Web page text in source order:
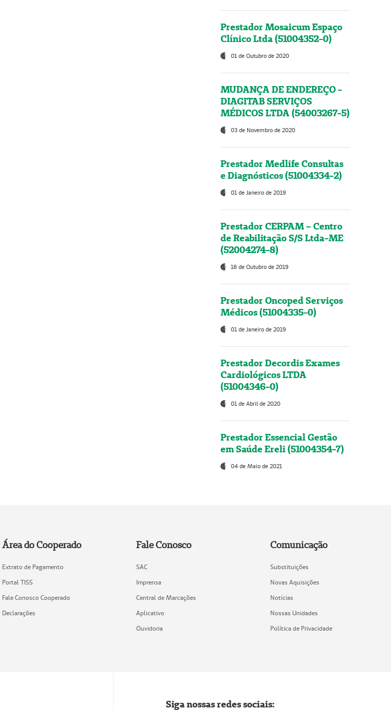
Prestador Mosaicum Espaço
Clínico Ltda (51004352-0)
01 de Outubro de 2020
MUDANÇA DE ENDEREÇO -
DIAGITAB SERVIÇOS
MÉDICOS LTDA (54003267-5)
03 de Novembro de 2020
Prestador Medlife Consultas
e Diagnósticos (51004334-2)
01 de Janeiro de 2019
Prestador CERPAM – Centro
de Reabilitação S/S Ltda-ME
(52004274-8)
18 de Outubro de 2019
Prestador Oncoped Serviços
Médicos (51004335-0)
01 de Janeiro de 2019
Prestador Decordis Exames
Cardiológicos LTDA
(51004346-0)
01 de Abril de 2020
Prestador Essencial Gestão
em Saúde Ereli (51004354-7)
04 de Maio de 2021
Área do Cooperado
Extrato de Pagamento
Portal TISS
Fale Conosco Cooperado
Declarações
Fale Conosco
SAC
Imprensa
Central de Marcações
Aplicativo
Ouvidoria
Comunicação
Substituições
Novas Aquisições
Notícias
Nossas Unidades
Política de Privacidade
Siga nossas redes sociais: